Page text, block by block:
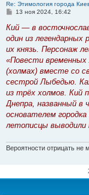
Re: Этимология города
С
о
щ
е
и
е
13 ноя 2024, 16:42
Кий — в
один из легендарных
их князь. Персонаж
«Повести временных
(холмах) вместе со
сестрой Лыбедью.
из трёх холмов. Кий
Днепра, названный в
основателем
летописцы выводили
Вероятности отрицать не